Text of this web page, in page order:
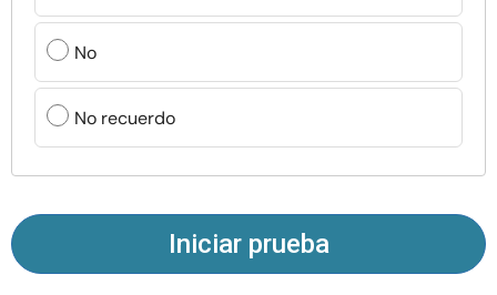
Cursos
Recursos
Comunidad
Encuentra un terapeuta
Idioma ES
No
No recuerdo
Iniciar prueba